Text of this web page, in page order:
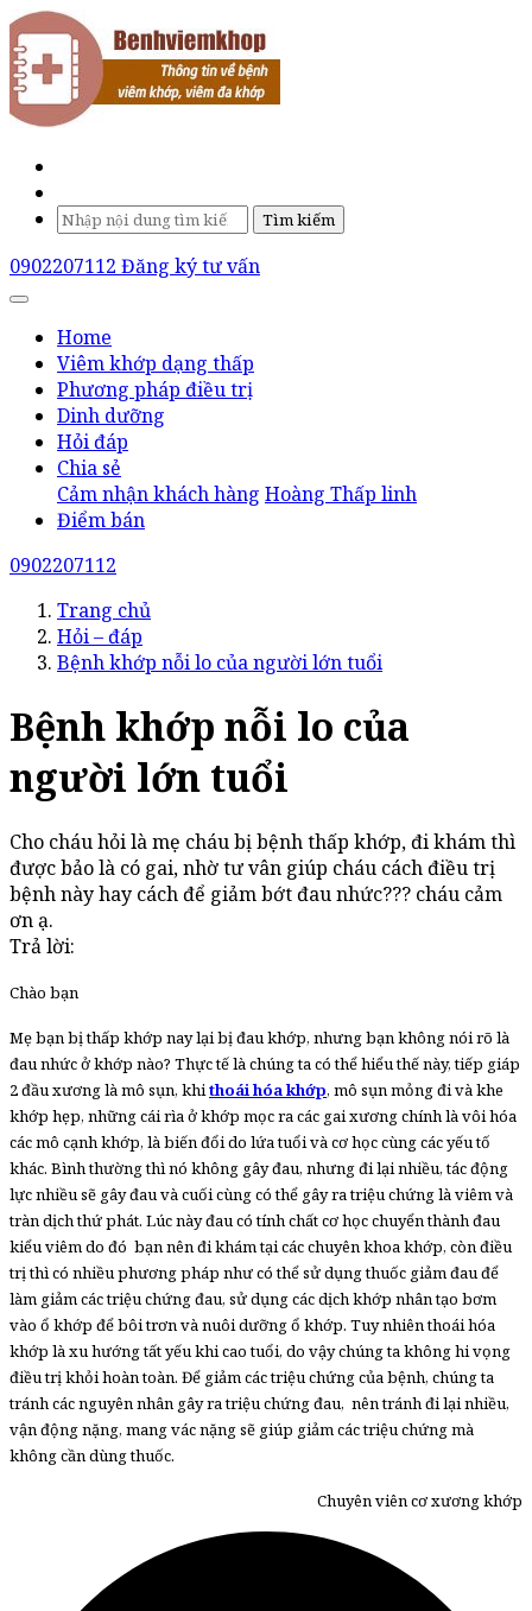
Tìm kiếm
0902207112 Đăng ký tư vấn
Home
Viêm khớp dạng thấp
Phương pháp điều trị
Dinh dưỡng
Hỏi đáp
Chia sẻ
Cảm nhận khách hàng Hoàng Thấp linh
Điểm bán
0902207112
Trang chủ
Hỏi – đáp
Bệnh khớp nỗi lo của người lớn tuổi
Bệnh khớp nỗi lo của
người lớn tuổi
Cho cháu hỏi là mẹ cháu bị bệnh thấp khớp, đi khám thì
được bảo là có gai, nhờ tư vân giúp cháu cách điều trị
bệnh này hay cách để giảm bớt đau nhức??? cháu cảm
ơn ạ.
Trả lời:
Chào bạn
Mẹ bạn bị thấp khớp nay lại bị đau khớp, nhưng bạn không nói rõ là
đau nhức ở khớp nào? Thực tế là chúng ta có thể hiểu thế này, tiếp giáp
2 đầu xương là mô sụn, khithoái hóa khớp, mô sụn mỏng đi và khe
khớp hẹp, những cái rìa ở khớp mọc ra các gai xương chính là vôi hóa
các mô cạnh khớp, là biến đổi do lứa tuổi và cơ học cùng các yếu tố
khác. Bình thường thì nó không gây đau, nhưng đi lại nhiều, tác động
lực nhiều sẽ gây đau và cuối cùng có thể gây ra triệu chứng là viêm và
tràn dịch thứ phát. Lúc này đau có tính chất cơ học chuyển thành đau
kiểu viêm do đó bạn nên đi khám tại các chuyên khoa khớp, còn điều
trị thì có nhiều phương pháp như có thể sử dụng thuốc giảm đau để
làm giảm các triệu chứng đau, sử dụng các dịch khớp nhân tạo bơm
vào ổ khớp để bôi trơn và nuôi dưỡng ổ khớp. Tuy nhiên thoái hóa
khớp là xu hướng tất yếu khi cao tuổi, do vậy chúng ta không hi vọng
điều trị khỏi hoàn toàn. Để giảm các triệu chứng của bệnh, chúng ta
tránh các nguyên nhân gây ra triệu chứng đau, nên tránh đi lại nhiều,
vận động nặng, mang vác nặng sẽ giúp giảm các triệu chứng mà
không cần dùng thuốc.
Chuyên viên cơ xương khớp